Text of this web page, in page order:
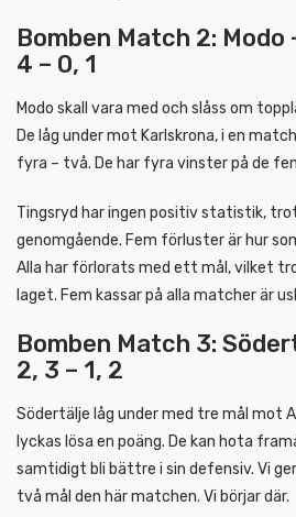
Bomben Match 2: Modo
4 – 0, 1
Modo skall vara med och slåss om
De låg under mot Karlskrona, i en
fyra – två. De har fyra vinster på de
Tingsryd har ingen positiv statistik,
genomgående. Fem förluster är hur
Alla har förlorats med ett mål, vilket
laget. Fem kassar på alla matcher är
Bomben Match 3:
2, 3 – 1, 2
Södertälje låg under med tre mål mot
lyckas lösa en poäng. De kan hota
samtidigt bli bättre i sin defensiv. Vi
två mål den här matchen. Vi börjar där.